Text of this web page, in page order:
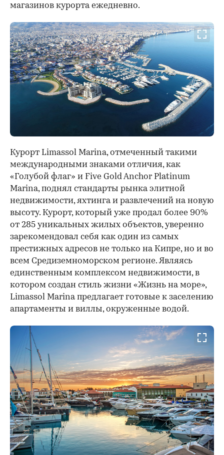
магазинов курорта ежедневно.
00:00 / 00:00
Курорт Limassol Marina, отмеченный такими
международными знаками отличия, как
«Голубой флаг» и Five Gold Anchor Platinum
Marina, поднял стандарты рынка элитной
недвижимости, яхтинга и развлечений на новую
высоту. Курорт, который уже продал более 90%
от 285 уникальных жилых объектов, уверенно
зарекомендовал себя как один из самых
престижных адресов не только на Кипре, но и во
всем Средиземноморском регионе. Являясь
единственным комплексом недвижимости, в
котором создан стиль жизни «Жизнь на море»,
Limassol Marina предлагает готовые к заселению
апартаменты и виллы, окруженные водой.